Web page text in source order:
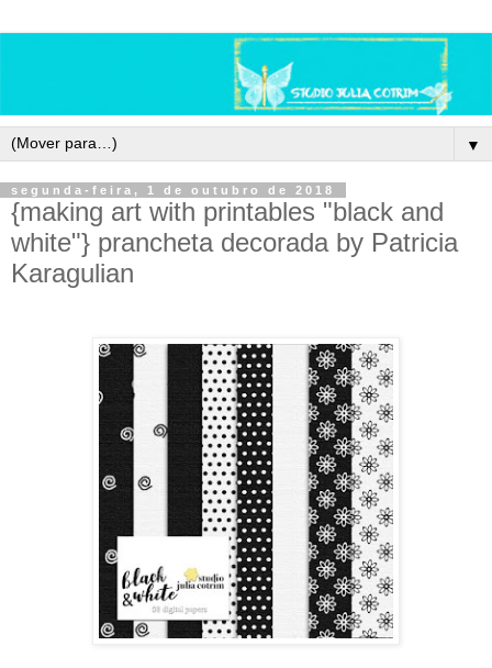
▼
segunda-feira, 1 de outubro de 2018
{making art with printables "black and
white"} prancheta decorada by Patricia
Karagulian